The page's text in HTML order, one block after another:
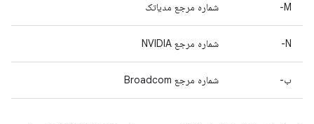
M- شماره مرجع مدیاتک
N- شماره مرجع NVIDIA
ب- شماره مرجع Broadcom